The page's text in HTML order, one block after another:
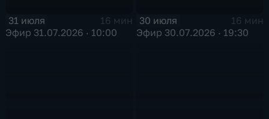
31 июля
16 мин
Эфир 31.07.2026 · 10:00
30 июля
16 мин
Эфир 30.07.2026 · 19:30